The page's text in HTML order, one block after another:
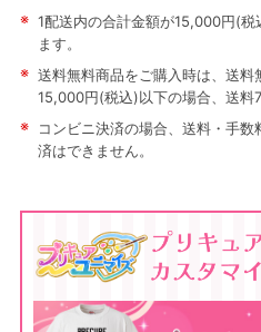
※ 1配送内の合計金額が15,000円(税
ます。
※ 送料無料商品をご購入時は、送料
15,000円(税込)以下の場合、送料
※
コンビニ決済の場合、送料・手
済はできません。